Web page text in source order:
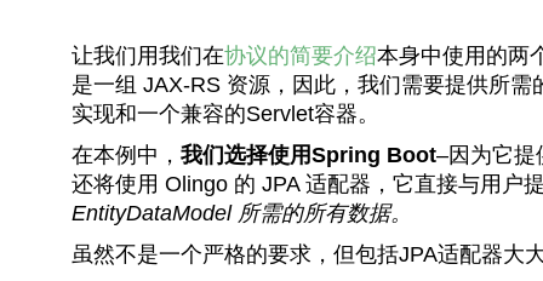
让我们用我们在协议的简要介绍本身中使用的两
是一组 JAX-RS 资源，因此，我们需要提供所
实现和一个兼容的Servlet容器。
在本例中， 我们选择使用Spring Boot–因为它提
还将使用 Olingo 的 JPA 适配器，它直接与用户
EntityDataModel 所需的所有数据。
虽然不是一个严格的要求，但包括JPA适配器大